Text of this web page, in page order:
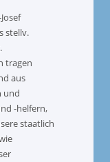
stellv.
tragen
aus
und
-helfern,
staatlich